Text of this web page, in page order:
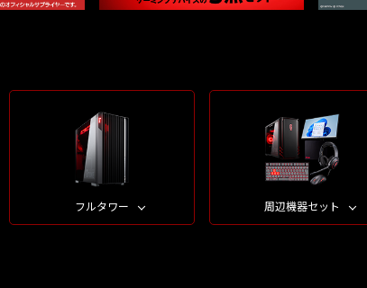
フルタワー 周辺機器セット